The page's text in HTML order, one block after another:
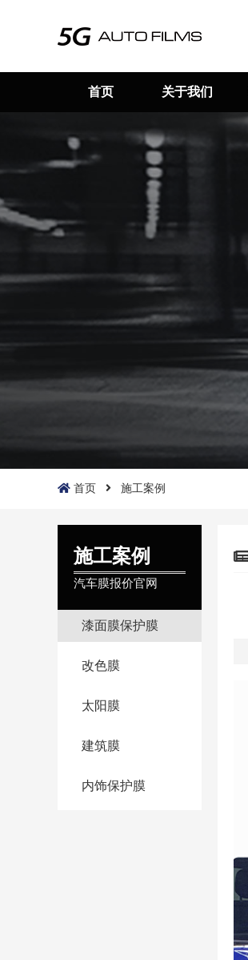
首页 关于我们
首页 施工案例
施工案例
汽车膜报价官网
漆面膜保护膜
改色膜
太阳膜
建筑膜
内饰保护膜